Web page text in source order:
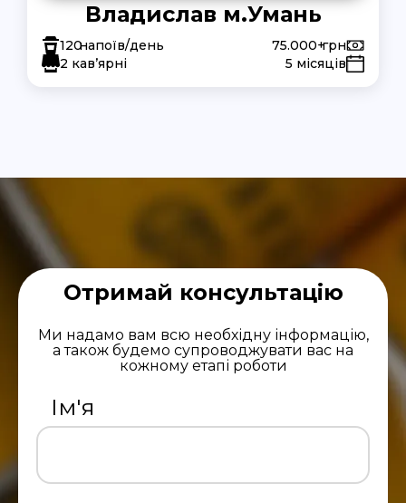
Владислав м.Умань
120напоїв/день 75.000+грн
2 кав’ярні
5 місяців
Отримай консультацію
Ми надамо вам всю необхідну інформацію,
а також будемо супроводжувати вас на
кожному етапі роботи
Ім'я